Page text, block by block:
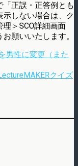
正誤・正答例とも
しない場合は、ク
＞SCO詳細画面
願いいたします。
男性に変更（また
クイズ